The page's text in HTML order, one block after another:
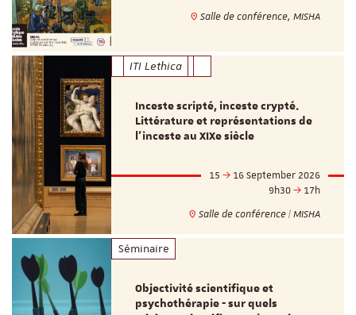
Salle de conférence, MISHA
ITI Lethica
Inceste scripté, inceste crypté.
Littérature et représentations de
l’inceste au XIXe siècle
15
16 September 2026
9h30
17h
Salle de conférence | MISHA
Séminaire
Objectivité scientifique et
psychothérapie - sur quels